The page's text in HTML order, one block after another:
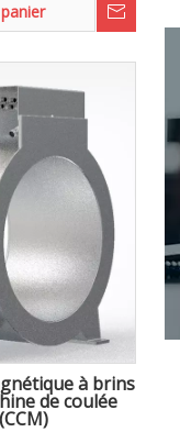
à brins
de coulée